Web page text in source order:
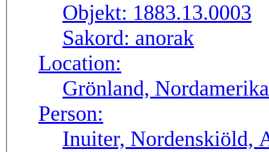
Objekt: 1883.13.0003
Sakord: anorak
Location:
Grönland, Nordamerika
Person:
Inuiter, Nordenskiöld,